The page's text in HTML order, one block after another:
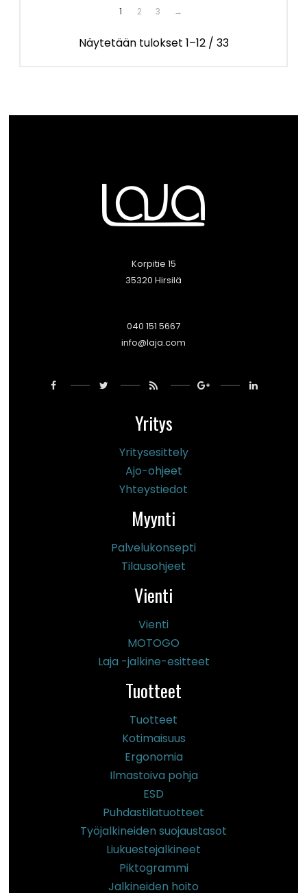
1 2 3 →
Näytetään tulokset 1–12 / 33
Korpitie 15
35320 Hirsilä
040 151 5667
info@laja.com
Yritys
Yritysesittely
Ajo-ohjeet
Yhteystiedot
Myynti
Palvelukonsepti
Tilausohjeet
Vienti
Vienti
MOTOGO
Laja -jalkine-esitteet
Tuotteet
Tuotteet
Kotimaisuus
Ergonomia
Ilmastoiva pohja
ESD
Puhdastilatuotteet
Työjalkineiden suojaustasot
Liukuestejalkineet
Piktogrammi
Jalkineiden hoito